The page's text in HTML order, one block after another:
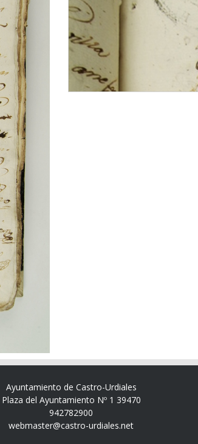
Ayuntamiento de Castro-Urdiales
Plaza del Ayuntamiento Nº 1 39470
942782900
webmaster@castro-urdiales.net